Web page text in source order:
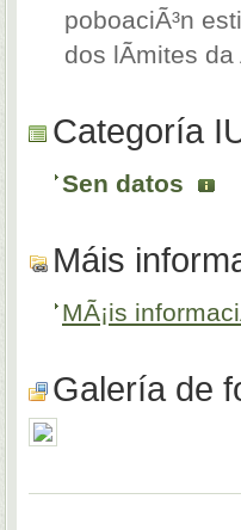
poboaciÃ³n
dos lÃ­mites da
Categoría
Sen datos
Máis
MÃ¡is
Galería de